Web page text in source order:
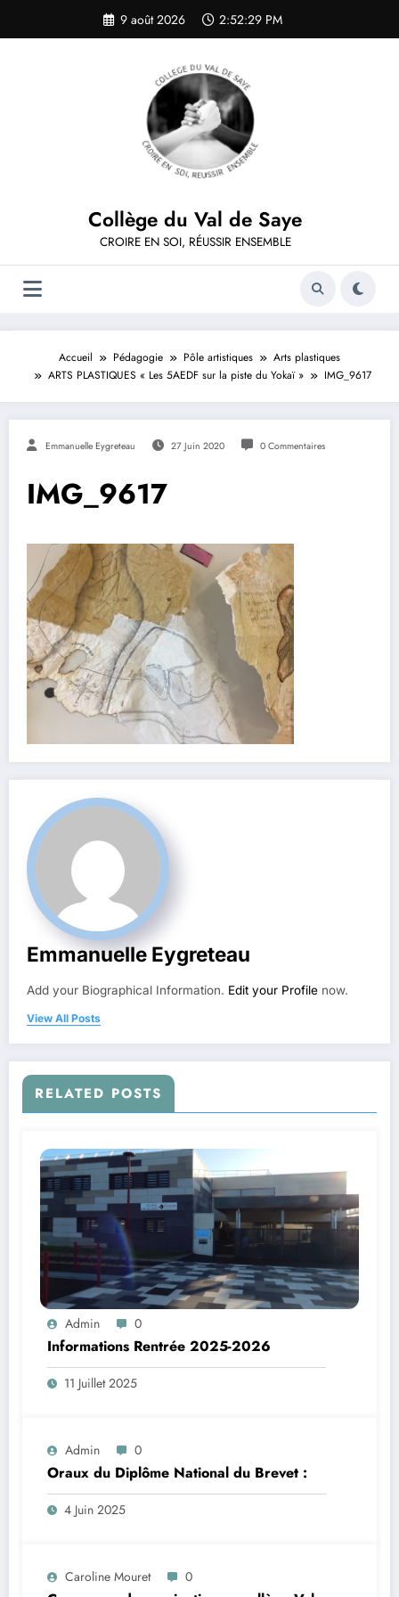
contenu
9 août 2026 2:52:29 PM
Collège du Val de Saye
CROIRE EN SOI, RÉUSSIR ENSEMBLE
Accueil Pédagogie Pôle artistiques
Arts plastiques
ARTS PLASTIQUES « Les 5AEDF sur la piste du Yokaï »
IMG_9617
Emmanuelle Eygreteau 27 Juin 2020 0 Commentaires
IMG_9617
Emmanuelle Eygreteau
Add your Biographical Information. Edit your Profile now.
View All Posts
RELATED POSTS
Admin 0
Informations Rentrée 2025-2026
11 Juillet 2025
Admin 0
Oraux du Diplôme National du Brevet :
4 Juin 2025
Caroline Mouret 0